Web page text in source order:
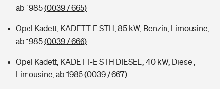
ab 1985(0039 / 665)
Opel Kadett, KADETT-E STH, 85 kW, Benzin, Limousine,
ab 1985(0039 / 666)
Opel Kadett, KADETT-E STH DIESEL, 40 kW, Diesel,
Limousine, ab 1985(0039 / 667)